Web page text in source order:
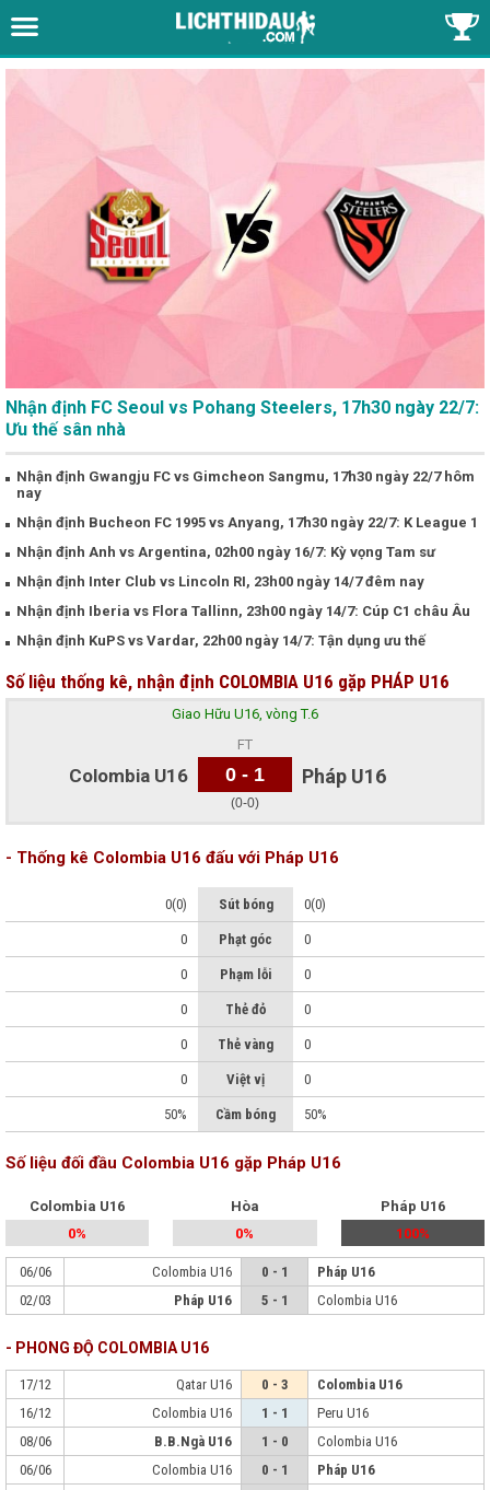
Nhận định FC Seoul vs Pohang Steelers, 17h30 ngày 22/7:
Ưu thế sân nhà
Nhận định Gwangju FC vs Gimcheon Sangmu, 17h30 ngày 22/7 hôm
nay
Nhận định Bucheon FC 1995 vs Anyang, 17h30 ngày 22/7: K League 1
Nhận định Anh vs Argentina, 02h00 ngày 16/7: Kỳ vọng Tam sư
Nhận định Inter Club vs Lincoln RI, 23h00 ngày 14/7 đêm nay
Nhận định Iberia vs Flora Tallinn, 23h00 ngày 14/7: Cúp C1 châu Âu
Nhận định KuPS vs Vardar, 22h00 ngày 14/7: Tận dụng ưu thế
Số liệu thống kê, nhận định COLOMBIA U16 gặp PHÁP U16
Giao Hữu U16, vòng T.6
Colombia U16
FT
0 - 1
(0-0)
Pháp U16
- Thống kê Colombia U16 đấu với Pháp U16
0(0) Sút bóng 0(0)
0 Phạt góc 0
0 Phạm lỗi 0
0 Thẻ đỏ 0
0 Thẻ vàng 0
0 Việt vị 0
50% Cầm bóng 50%
Số liệu đối đầu Colombia U16 gặp Pháp U16
Colombia U16
0%
Hòa
0%
Pháp U16
100%
06/06 Colombia U16 0 - 1
Pháp U16
02/03
Pháp U16 5 - 1 Colombia U16
- PHONG ĐỘ COLOMBIA U16
17/12 Qatar U16 0 - 3
Colombia U16
16/12
Colombia U16 1 - 1
Peru U16
08/06
B.B.Ngà U16 1 - 0
Colombia U16
06/06
Colombia U16 0 - 1
Pháp U16